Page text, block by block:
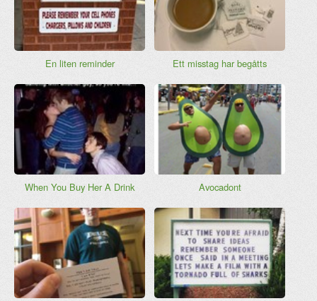
En liten reminder Ett misstag har begåtts
When You Buy Her A Drink Avocadont